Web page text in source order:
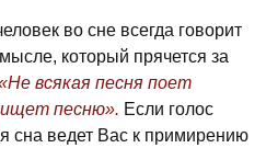
во сне всегда говорит
который прячется за
всякая песня поет
ищет песню». Если голос
сна ведет Вас к примирению